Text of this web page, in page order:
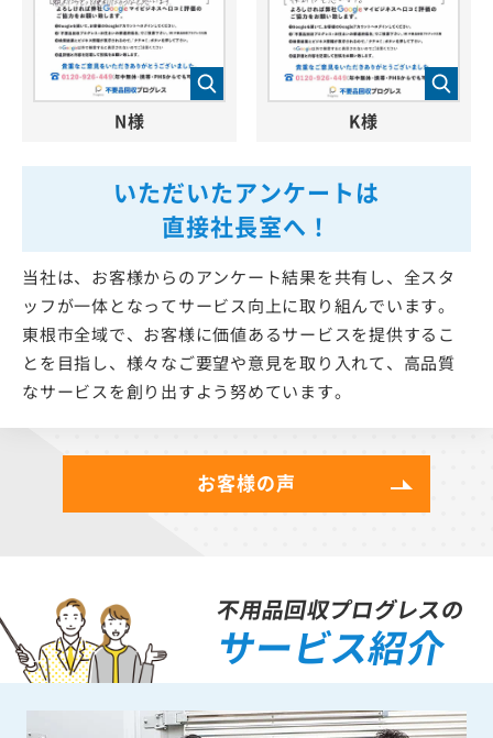
いただいたアンケートは
直接社長室へ！
当社は、お客様からのアンケート結果を共有し、全スタ
ッフが一体となってサービス向上に取り組んでいます。
東根市全域で、お客様に価値あるサービスを提供するこ
とを目指し、様々なご要望や意見を取り入れて、高品質
なサービスを創り出すよう努めています。
N様 K様
お客様の声
不用品回収プログレスの
サービス紹介